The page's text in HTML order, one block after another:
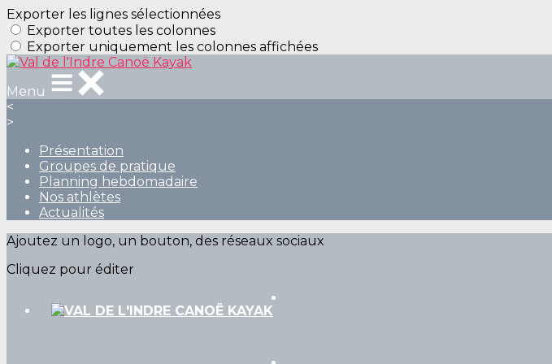
Exporter les lignes sélectionnées
Exporter toutes les colonnes
Exporter uniquement les colonnes affichées
Menu
<
>
Présentation
Groupes de pratique
Planning hebdomadaire
Nos athlètes
Actualités
Ajoutez un logo, un bouton, des réseaux sociaux
Cliquez pour éditer